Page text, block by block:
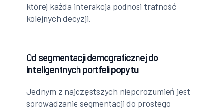
której każda interakcja podnosi trafność
kolejnych decyzji.
Od segmentacji demograficznej do
inteligentnych portfeli popytu
Jednym z najczęstszych nieporozumień jest
sprowadzanie segmentacji do prostego